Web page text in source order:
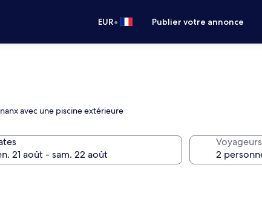
EUR• Publier votre annonce
avec une piscine extérieure
Voyageurs